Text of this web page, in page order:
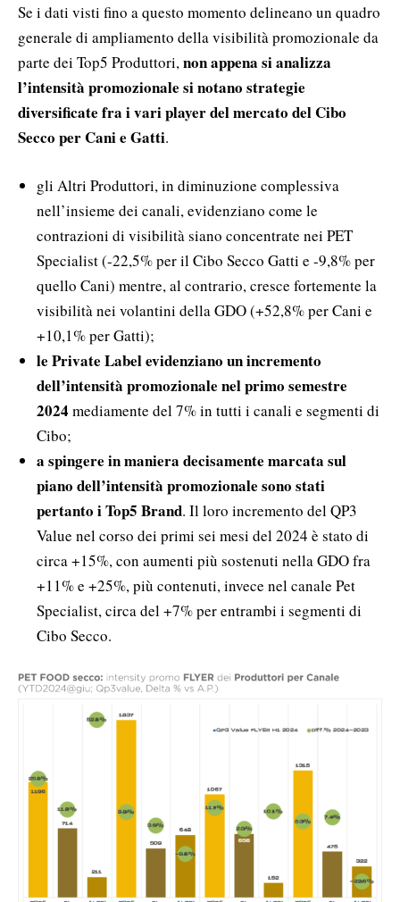
Se i dati visti fino a questo momento delineano un quadro
generale di ampliamento della visibilità promozionale da
parte dei Top5 Produttori,non appena si analizza
l’intensità promozionale si notano strategie
diversificate fra i vari player del mercato del Cibo
Secco per Cani e Gatti.
gli Altri Produttori, in diminuzione complessiva
nell’insieme dei canali, evidenziano come le
contrazioni di visibilità siano concentrate nei PET
Specialist (-22,5% per il Cibo Secco Gatti e -9,8% per
quello Cani) mentre, al contrario, cresce fortemente la
visibilità nei volantini della GDO (+52,8% per Cani e
+10,1% per Gatti);
le Private Label evidenziano un incremento
dell’intensità promozionale nel primo semestre
2024 mediamente del 7% in tutti i canali e segmenti di
Cibo;
a spingere in maniera decisamente marcata sul
piano dell’intensità promozionale sono stati
pertanto i Top5 Brand. Il loro incremento del QP3
Value nel corso dei primi sei mesi del 2024 è stato di
circa +15%, con aumenti più sostenuti nella GDO fra
+11% e +25%, più contenuti, invece nel canale Pet
Specialist, circa del +7% per entrambi i segmenti di
Cibo Secco.